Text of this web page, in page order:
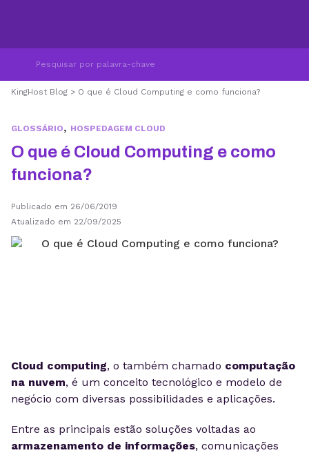
KingHost Blog > O que é Cloud Computing e como funciona?
GLOSSÁRIO, HOSPEDAGEM CLOUD
O que é Cloud Computing e como
funciona?
Publicado em 26/06/2019
Atualizado em 22/09/2025
Cloud computing, o também chamado computação
na nuvem, é um conceito tecnológico e modelo de
negócio com diversas possibilidades e aplicações.
Entre as principais estão soluções voltadas ao
armazenamento de informações, comunicações